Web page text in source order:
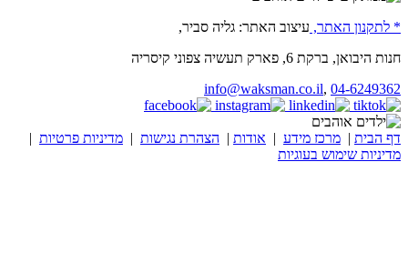
* לתקנון האתר, עיצוב האתר: גליה סביר,
חנות היבואן, ברקת 6, פארק תעשיה צפוני קיסריה
info@waksman.co.il, 04-6249362
דף הבית | מרכז מידע | אודות | הצהרת נגישות | מדיניות פרטיות |
מדיניות שימוש בעוגיות